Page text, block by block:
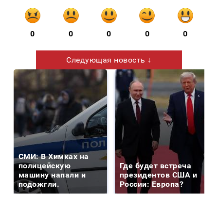
0 0 0 0 0
Следующая новость ↓
СМИ: В Химках на
полицейскую
машину напали и
подожгли.
Где будет встреча
президентов США и
России: Европа?